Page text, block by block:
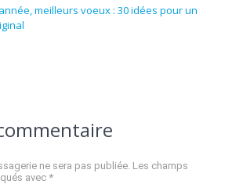
meilleurs voeux : 30 idées pour un
ne sera pas publiée. Les champs
avec *